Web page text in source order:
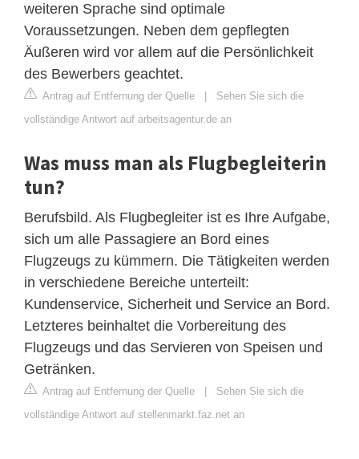
weiteren Sprache sind optimale
Voraussetzungen. Neben dem gepflegten
Äußeren wird vor allem auf die Persönlichkeit
des Bewerbers geachtet.
Antrag auf Entfernung der Quelle
Sehen Sie sich die
vollständige Antwort auf arbeitsagentur.de an
Was muss man als Flugbegleiterin
tun?
Berufsbild. Als Flugbegleiter ist es Ihre Aufgabe,
sich um alle Passagiere an Bord eines
Flugzeugs zu kümmern. Die Tätigkeiten werden
in verschiedene Bereiche unterteilt:
Kundenservice, Sicherheit und Service an Bord.
Letzteres beinhaltet die Vorbereitung des
Flugzeugs und das Servieren von Speisen und
Getränken.
Antrag auf Entfernung der Quelle
Sehen Sie sich die
vollständige Antwort auf stellenmarkt.faz.net an